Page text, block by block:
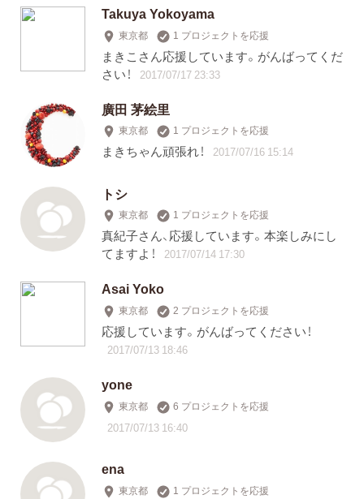
Takuya Yokoyama
東京都 1 プロジェクトを応援
まきこさん応援しています。がんばってくだ
さい！
2017/07/17 23:33
廣田 茅絵里
東京都 1 プロジェクトを応援
まきちゃん頑張れ！ 2017/07/16 15:14
トシ
東京都 1 プロジェクトを応援
真紀子さん、応援しています。本楽しみにし
てますよ！
2017/07/14 17:30
Asai Yoko
東京都 2 プロジェクトを応援
応援しています。がんばってください！
2017/07/13 18:46
yone
東京都 6 プロジェクトを応援
2017/07/13 16:40
ena
東京都 1 プロジェクトを応援